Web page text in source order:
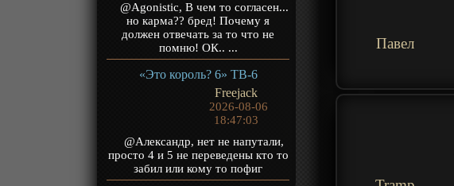
@Agonistic, В чем то согласен...
но карма?? бред! Почему я
должен отвечать за то что не
помню! ОК.. ...
«Это король? 6» ТВ-6
Freejack
2026-08-06
18:47:03
@Александр, нет не напутали,
просто 4 и 5 не переведены кто то
забил или кому то пофиг
Павел